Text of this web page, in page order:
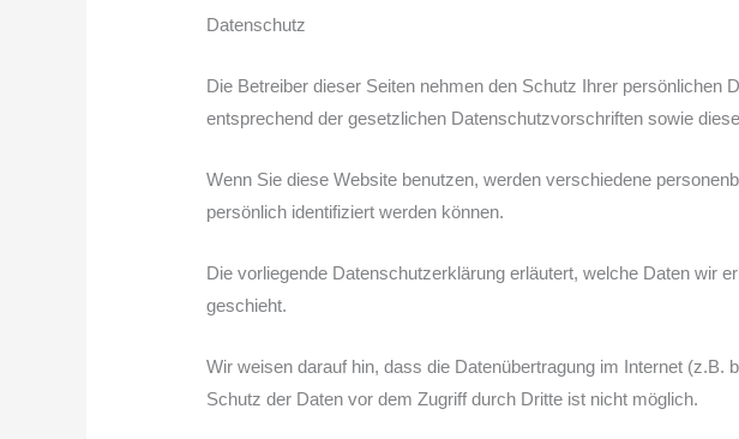
Datenschutz
Die Betreiber dieser Seiten nehmen den Schutz Ihrer persönlichen
entsprechend der gesetzlichen Datenschutzvorschriften sowie
Wenn Sie diese Website benutzen, werden verschiedene
persönlich identifiziert werden können.
Die vorliegende Datenschutzerklärung erläutert, welche Daten wir
geschieht.
Wir weisen darauf hin, dass die Datenübertragung im Internet
Schutz der Daten vor dem Zugriff durch Dritte ist nicht möglich.